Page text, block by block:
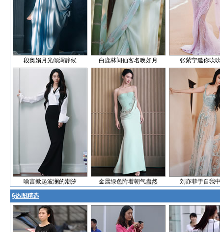
段奥娟月光倾泻静候 白鹿林间仙客名唤如月 张紫宁邀你吹
喻言掀起波澜的潮汐 金晨绿色附着朝气盎然 刘亦菲于自我
§热图精选